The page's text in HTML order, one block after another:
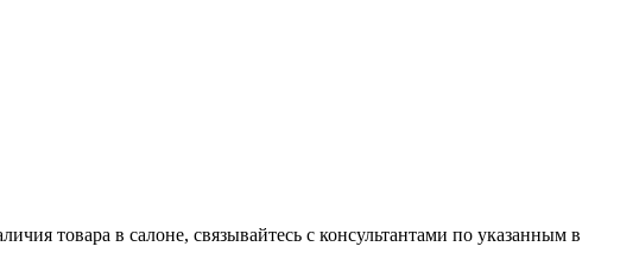
товара в салоне, связывайтесь с консультантами по указанным в